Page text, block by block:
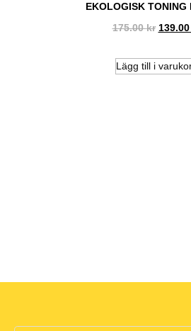
EKOLOGISK TONING
175.00kr 139.00
Lägg till i